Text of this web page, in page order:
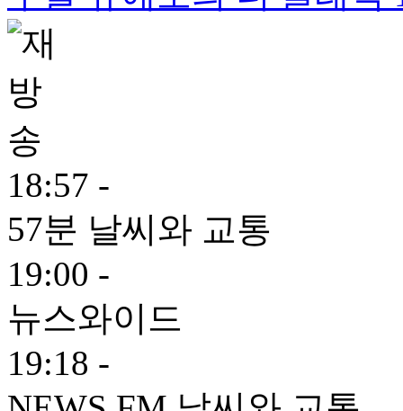
18:57 -
57분 날씨와 교통
19:00 -
뉴스와이드
19:18 -